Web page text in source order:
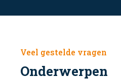
Veel gestelde vragen
Onderwerpen